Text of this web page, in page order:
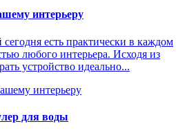
интерьеру
есть практически в каждом
любого интерьера. Исходя из
устройство идеально...
для воды